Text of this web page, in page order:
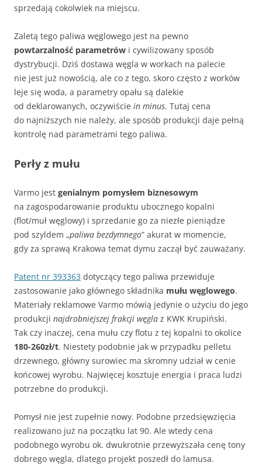
sprzedają cokolwiek na miejscu.
Zaletą tego paliwa węglowego jest na pewno
powtarzalność parametrów i cywilizowany sposób
dystrybucji. Dziś dostawa węgla w workach na palecie
nie jest już nowością, ale co z tego, skoro często z worków
leje się woda, a parametry opału są dalekie
od deklarowanych, oczywiście in minus. Tutaj cena
do najniższych nie należy, ale sposób produkcji daje pełną
kontrolę nad parametrami tego paliwa.
Perły z mułu
Varmo jest genialnym pomysłem biznesowym
na zagospodarowanie produktu ubocznego kopalni
(flot/muł węglowy) i sprzedanie go za niezłe pieniądze
pod szyldem „paliwa bezdymnego” akurat w momencie,
gdy za sprawą Krakowa temat dymu zaczął być zauważany.
Patent nr 393363 dotyczący tego paliwa przewiduje
zastosowanie jako głównego składnika mułu węglowego.
Materiały reklamowe Varmo mówią jedynie o użyciu do jego
produkcji najdrobniejszej frakcji węgla z KWK Krupiński.
Tak czy inaczej, cena mułu czy flotu z tej kopalni to okolice
180-260zł/t. Niestety podobnie jak w przypadku pelletu
drzewnego, główny surowiec ma skromny udział w cenie
końcowej wyrobu. Najwięcej kosztuje energia i praca ludzi
potrzebne do produkcji.
Pomysł nie jest zupełnie nowy. Podobne przedsięwzięcia
realizowano już na początku lat 90. Ale wtedy cena
podobnego wyrobu ok. dwukrotnie przewyższała cenę tony
dobrego węgla, dlatego projekt poszedł do lamusa.